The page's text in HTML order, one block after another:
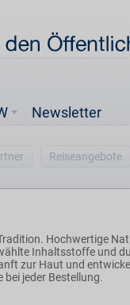
Newsletter
Reiseangebote
Hochwertige
Inhaltsstoffe und
zur Haut und
bei jeder Bestellung.